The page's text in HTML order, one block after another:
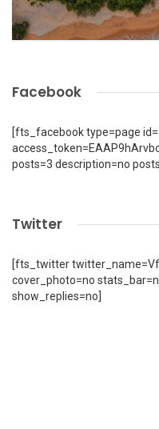
Facebook
[fts_facebook type=page
posts=3 description=no
Twitter
[fts_twitter
cover_photo=no
show_replies=no]